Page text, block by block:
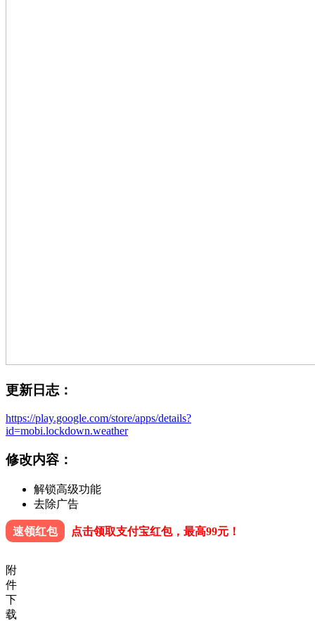
更新日志：
https://play.google.com/store/apps/details?
id=mobi.lockdown.weather
修改内容：
解锁高级功能
去除广告
速领红包 点击领取支付宝红包，最高99元！
附
件
下
载